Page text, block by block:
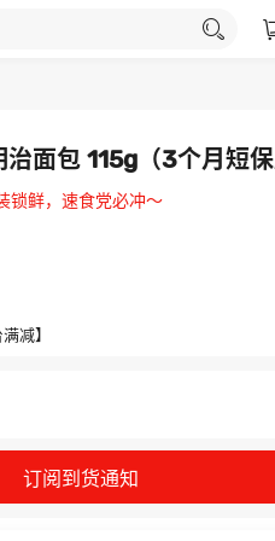
面包 115g（3个月短保
锁鲜，速食党必冲～
减】
订阅到货通知